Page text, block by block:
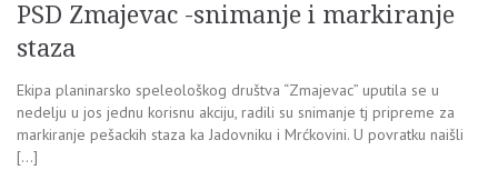
PSD Zmajevac -snimanje i markiranje
staza
Ekipa planinarsko speleološkog društva “Zmajevac” uputila se u
nedelju u jos jednu korisnu akciju, radili su snimanje tj pripreme za
markiranje pešackih staza ka Jadovniku i Mrćkovini. U povratku naišli
[…]